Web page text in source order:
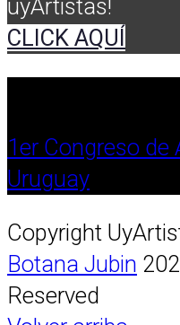
uyArtistas!
CLICK AQUÍ
1er Congreso de
Uruguay
Copyright
Botana Jubin
Reserved